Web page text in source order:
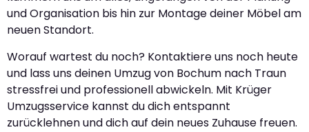
und Organisation bis hin zur Montage deiner Möbel am
neuen Standort.
Worauf wartest du noch? Kontaktiere uns noch heute
und lass uns deinen Umzug von Bochum nach Traun
stressfrei und professionell abwickeln. Mit Krüger
Umzugsservice kannst du dich entspannt
zurücklehnen und dich auf dein neues Zuhause freuen.